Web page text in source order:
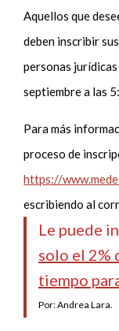
Aquellos que
deben inscribir
personas
septiembre a las
Para más
proceso de
https://
escribiendo al
Le puede
solo el 2%
tiempo
Por: Andrea Lara.